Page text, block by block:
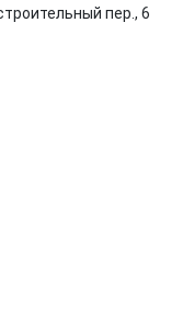
пер., 6